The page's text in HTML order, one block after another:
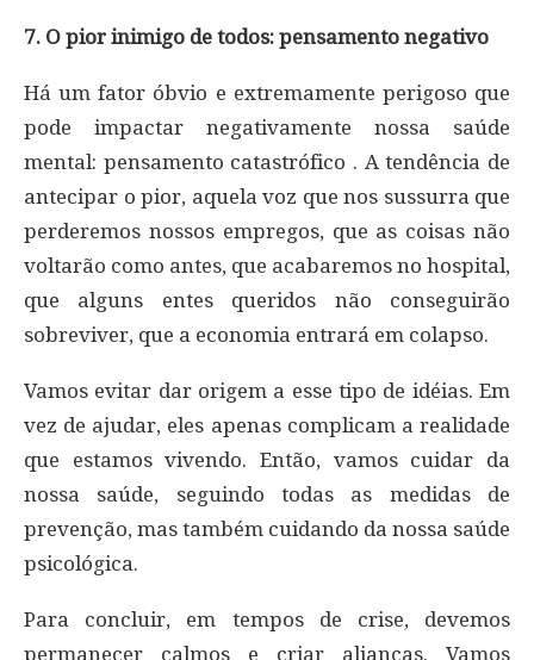
7. O pior inimigo de todos: pensamento negativo
Há um fator óbvio e extremamente perigoso que
pode impactar negativamente nossa saúde
mental: pensamento catastrófico . A tendência de
antecipar o pior, aquela voz que nos sussurra que
perderemos nossos empregos, que as coisas não
voltarão como antes, que acabaremos no hospital,
que alguns entes queridos não conseguirão
sobreviver, que a economia entrará em colapso.
Vamos evitar dar origem a esse tipo de idéias. Em
vez de ajudar, eles apenas complicam a realidade
que estamos vivendo. Então, vamos cuidar da
nossa saúde, seguindo todas as medidas de
prevenção, mas também cuidando da nossa saúde
psicológica.
Para concluir, em tempos de crise, devemos
permanecer calmos e criar alianças. Vamos